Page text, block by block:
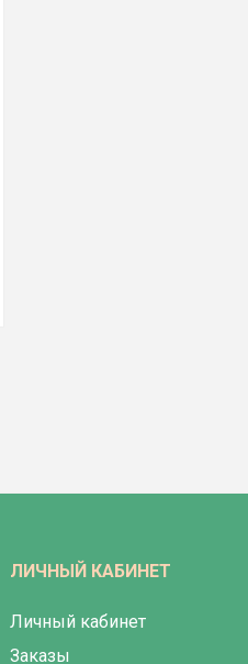
ЛИЧНЫЙ КАБИНЕТ
Личный кабинет
Заказы